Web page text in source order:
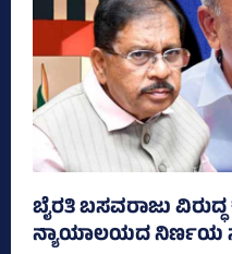
ಬೈರತಿ ಬಸವರಾಜು
ನ್ಯಾಯಾಲಯದ ನಿರ್ಣಯ